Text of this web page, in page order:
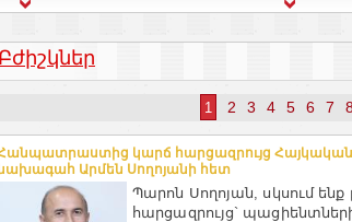
Բժիշկներ
1 2 3 4 5 6 7 8
կարճ հարցազրույց
Արմեն Սողոյանի հետ
Պարոն Սողոյան, սկսում ենք
հարցազրույց`